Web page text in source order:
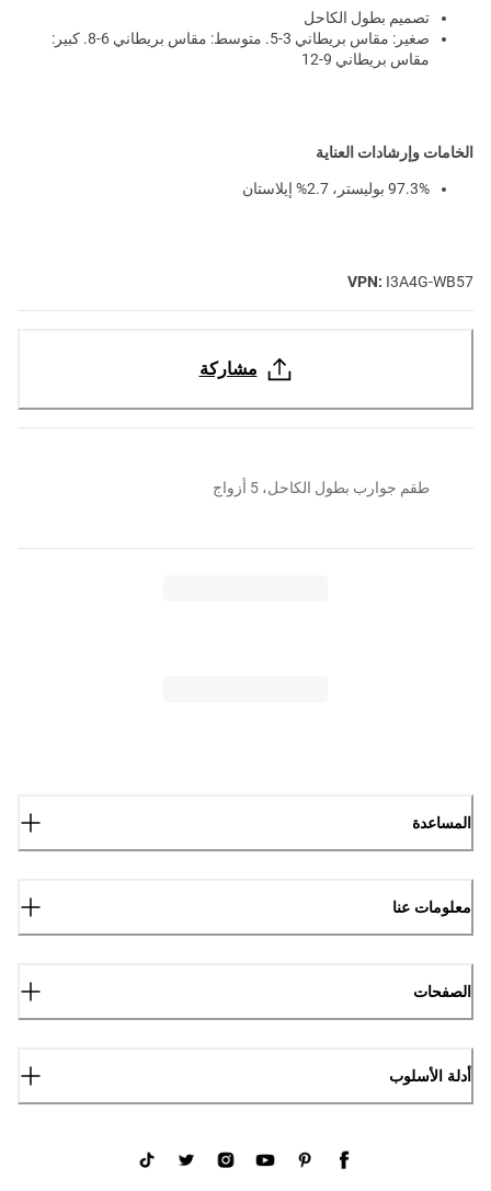
تصميم بطول الكاحل
صغير: مقاس بريطاني 3-5. متوسط: مقاس بريطاني 6-8. كبير:
مقاس بريطاني 9-12
الخامات وإرشادات العناية
97.3% بوليستر، 2.7% إيلاستان
VPN: I3A4G-WB57
مشاركة
طقم جوارب بطول الكاحل، 5 أزواج
المساعدة
معلومات عنا
الصفحات
أدلة الأسلوب